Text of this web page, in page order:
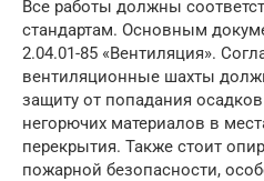
Все работы должны
стандартам. Основным
2.04.01-85 «Вентиляция».
вентиляционные шахты
защиту от попадания
негорючих материалов в
перекрытия. Также стоит
пожарной безопасности,